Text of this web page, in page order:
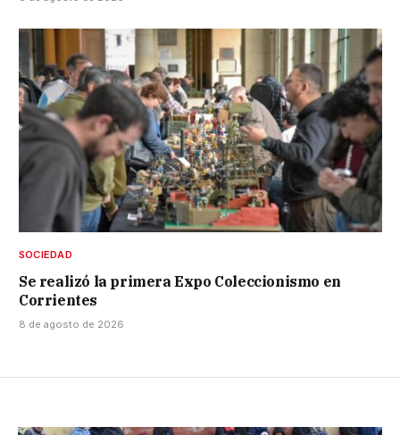
SOCIEDAD
Se realizó la primera Expo Coleccionismo en
Corrientes
8 de agosto de 2026